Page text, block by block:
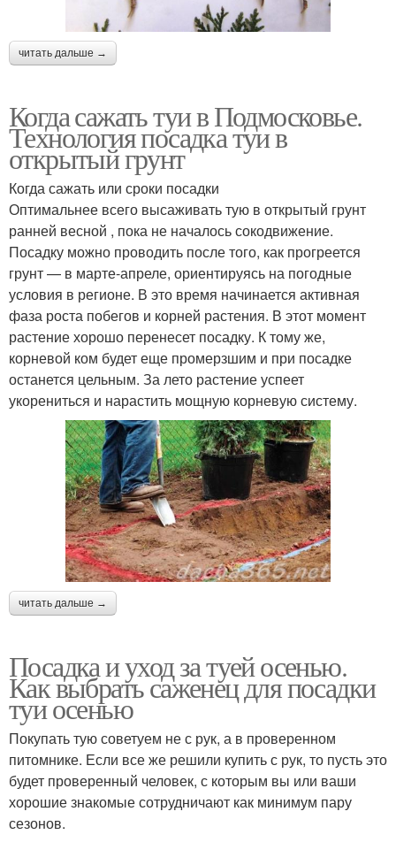
читать дальше →
Когда сажать туи в Подмосковье.
Технология посадка туи в
открытый грунт
Когда сажать или сроки посадки
Оптимальнее всего высаживать тую в открытый грунт
ранней весной , пока не началось сокодвижение.
Посадку можно проводить после того, как прогреется
грунт — в марте-апреле, ориентируясь на погодные
условия в регионе. В это время начинается активная
фаза роста побегов и корней растения. В этот момент
растение хорошо перенесет посадку. К тому же,
корневой ком будет еще промерзшим и при посадке
останется цельным. За лето растение успеет
укорениться и нарастить мощную корневую систему.
читать дальше →
Посадка и уход за туей осенью.
Как выбрать саженец для посадки
туи осенью
Покупать тую советуем не с рук, а в проверенном
питомнике. Если все же решили купить с рук, то пусть это
будет проверенный человек, с которым вы или ваши
хорошие знакомые сотрудничают как минимум пару
сезонов.